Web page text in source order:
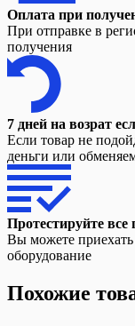
Оплата при
При отправке в
получения
7 дней на возрат
Если товар не
деньги или
Протестируйте все
Вы можете приехать
оборудование
Похожие